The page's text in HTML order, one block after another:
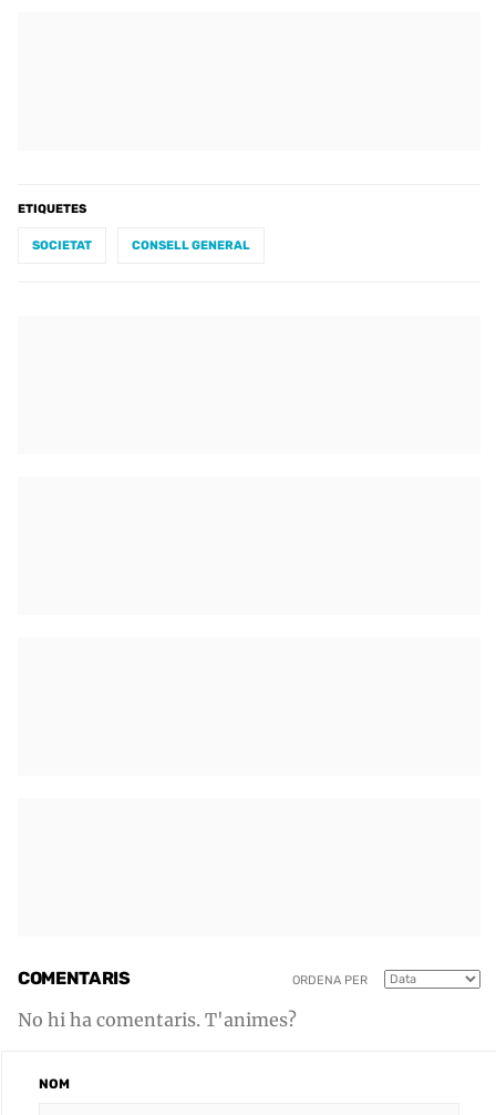
ETIQUETES
SOCIETAT CONSELL GENERAL
COMENTARIS ORDENA PER
No hi ha comentaris. T'animes?
NOM